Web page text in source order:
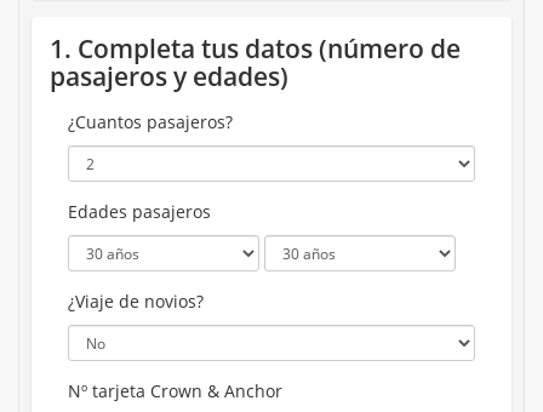
1. Completa tus datos (número de
pasajeros y edades)
¿Cuantos pasajeros?
Edades pasajeros
¿Viaje de novios?
Nº tarjeta Crown & Anchor